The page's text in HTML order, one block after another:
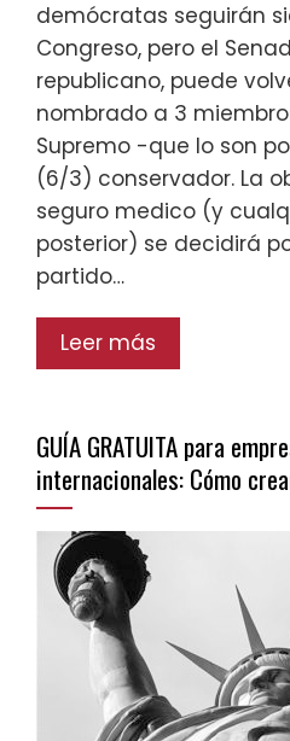
demócratas seguirán
Congreso, pero el
republicano, puede
nombrado a 3
Supremo -que lo son
(6/3) conservador. La
seguro medico (y
posterior) se decidirá
partido…
Leer más
GUÍA GRATUITA para
internacionales: Cómo